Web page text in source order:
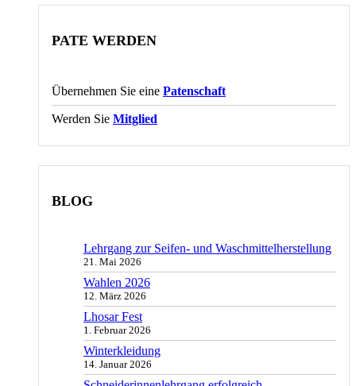
PATE WERDEN
Übernehmen Sie eine Patenschaft
Werden Sie Mitglied
BLOG
Lehrgang zur Seifen- und Waschmittelherstellung
21. Mai 2026
Wahlen 2026
12. März 2026
Lhosar Fest
1. Februar 2026
Winterkleidung
14. Januar 2026